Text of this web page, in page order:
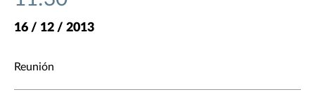
16 / 12 / 2013
Reunión